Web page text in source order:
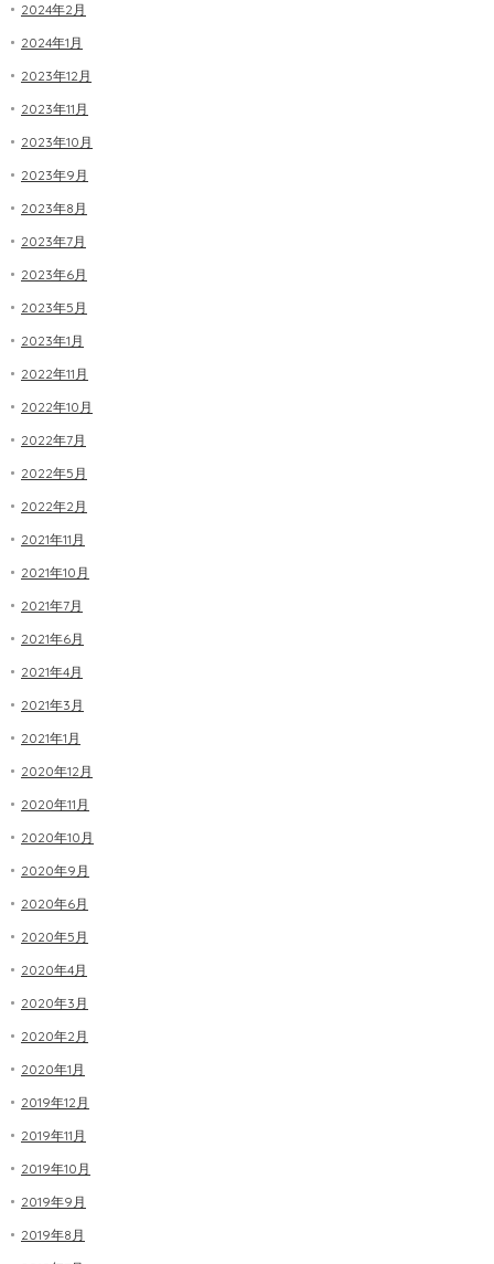
2024年2月
2024年1月
2023年12月
2023年11月
2023年10月
2023年9月
2023年8月
2023年7月
2023年6月
2023年5月
2023年1月
2022年11月
2022年10月
2022年7月
2022年5月
2022年2月
2021年11月
2021年10月
2021年7月
2021年6月
2021年4月
2021年3月
2021年1月
2020年12月
2020年11月
2020年10月
2020年9月
2020年6月
2020年5月
2020年4月
2020年3月
2020年2月
2020年1月
2019年12月
2019年11月
2019年10月
2019年9月
2019年8月